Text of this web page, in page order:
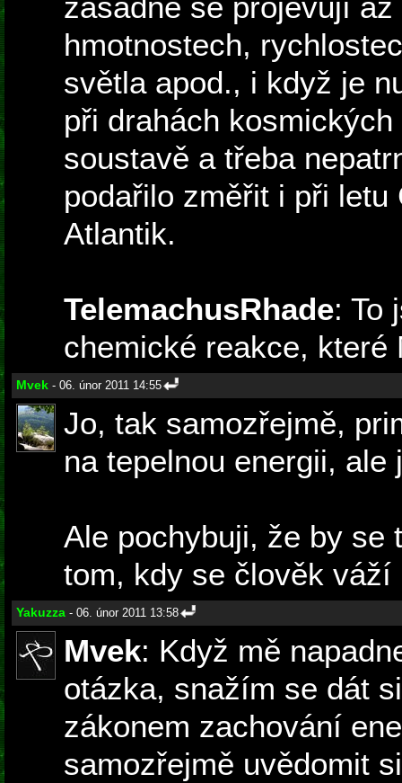
zásadně se projevují
hmotnostech,
světla apod., i když je
při drahách
soustavě a třeba
podařilo změřit i při letu
Atlantik.
TelemachusRhade: To
chemické reakce, které
Mvek - 06. únor 2011 14:55
Jo, tak samozřejmě,
na tepelnou energii,
Ale pochybuji, že by se
tom, kdy se člověk
Yakuzza - 06. únor 2011 13:58
Mvek: Když mě
otázka, snažím se dát
zákonem zachování
samozřejmě uvědomit